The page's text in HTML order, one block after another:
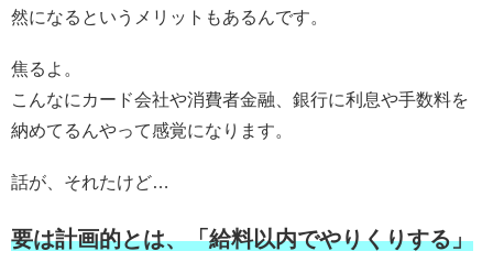
然になるというメリットもあるんです。
焦るよ。
こんなにカード会社や消費者金融、銀行に利息や手数料を
納めてるんやって感覚になります。
話が、それたけど…
要は計画的とは、「給料以内でやりくりする」